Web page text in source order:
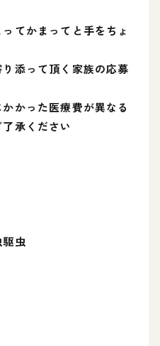
てかまってと手をちょ
添って頂く家族の応募
かった医療費が異なる
承ください
虫